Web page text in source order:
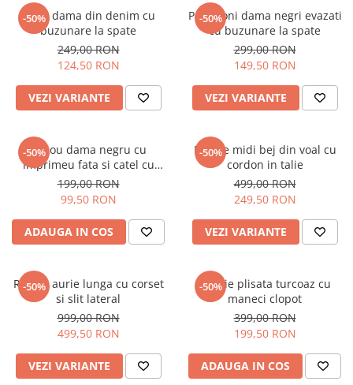
-50%
Blugi dama din denim cu
buzunare la spate
249,00 RON
124,50 RON
VEZI VARIANTE
-50%
Pantaloni dama negri evazati
cu buzunare la spate
299,00 RON
149,50 RON
VEZI VARIANTE
-50%
Tricou dama negru cu
imprimeu fata si catel cu
ochelari
199,00 RON
99,50 RON
ADAUGA IN COS
-50%
Rochie midi bej din voal cu
cordon in talie
499,00 RON
249,50 RON
VEZI VARIANTE
-50%
Rochie aurie lunga cu corset
si slit lateral
999,00 RON
499,50 RON
VEZI VARIANTE
-50%
Rochie plisata turcoaz cu
maneci clopot
399,00 RON
199,50 RON
ADAUGA IN COS